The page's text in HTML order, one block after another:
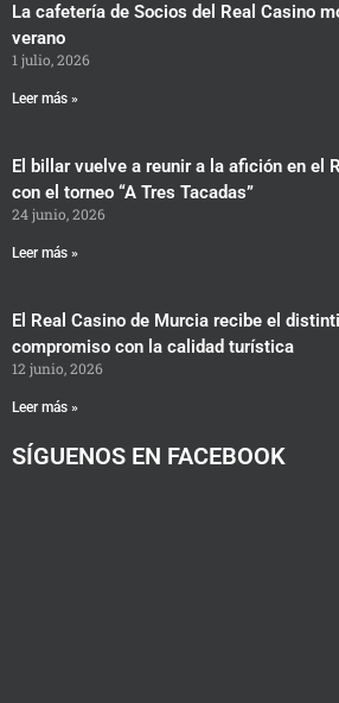
La cafetería de Socios del Real Casino
verano
1 julio, 2026
Leer más »
El billar vuelve a reunir a la afición en el
con el torneo “A Tres Tacadas”
24 junio, 2026
Leer más »
El Real Casino de Murcia recibe el
compromiso con la calidad turística
12 junio, 2026
Leer más »
SÍGUENOS EN FACEBOOK